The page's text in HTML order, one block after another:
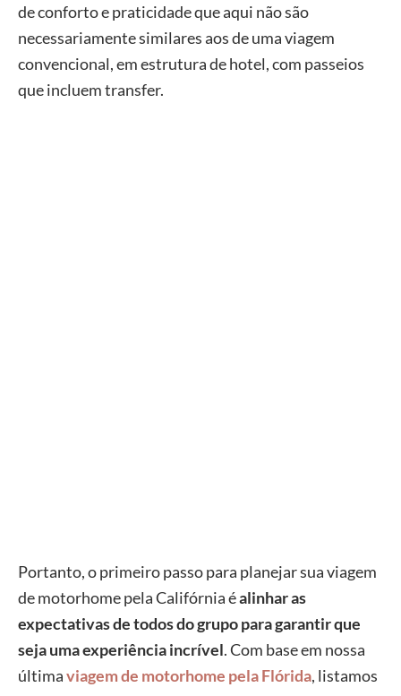
de conforto e praticidade que aqui não são
necessariamente similares aos de uma viagem
convencional, em estrutura de hotel, com passeios
que incluem transfer.
Portanto, o primeiro passo para planejar sua viagem
de motorhome pela Califórnia éalinhar as
expectativas de todos do grupo para garantir que
seja uma experiência incrível. Com base em nossa
últimaviagem de motorhome pela Flórida, listamos